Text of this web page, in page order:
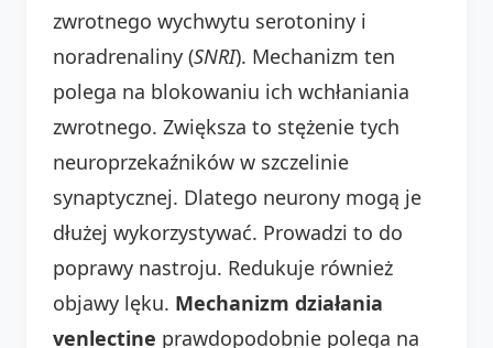
zwrotnego wychwytu serotoniny i
noradrenaliny (SNRI). Mechanizm ten
polega na blokowaniu ich wchłaniania
zwrotnego. Zwiększa to stężenie tych
neuroprzekaźników w szczelinie
synaptycznej. Dlatego neurony mogą je
dłużej wykorzystywać. Prowadzi to do
poprawy nastroju. Redukuje również
objawy lęku. Mechanizm działania
venlectine prawdopodobnie polega na